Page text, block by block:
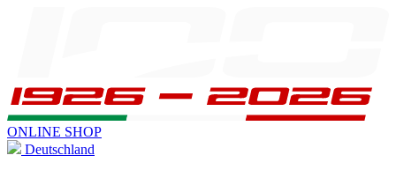
ONLINE SHOP
Deutschland